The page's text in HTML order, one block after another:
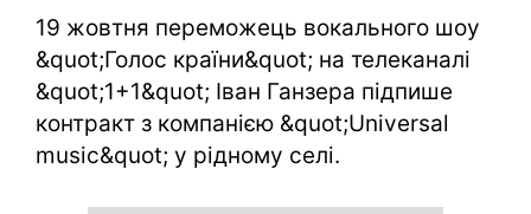
19 жовтня переможець вокального шоу
&quot;Голос країни&quot; на телеканалі
&quot;1+1&quot; Іван Ганзера підпише
контракт з компанією &quot;Universal
music&quot; у рідному селі.